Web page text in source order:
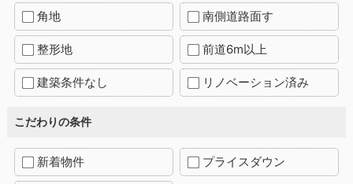
角地 南側道路面す
整形地 前道6m以上
建築条件なし リノベーション済み
こだわりの条件
新着物件 プライスダウン